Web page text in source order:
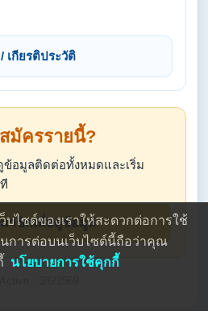
เกียรติประวัติ
มัครรายนี้?
ข้อมูลติดต่อทั้งหมดและเริ่ม
าชิกเพื่อดูข้อมูล
บไซต์ของเราให้สะดวกต่อการใช้
การต่อบนเว็บไซต์นี้ถือว่าคุณ
นโยบายการใช้คุกกี้